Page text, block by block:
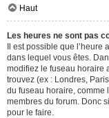
Haut
Les heures ne sont pas
Il est possible que l’heure
dans lequel vous êtes.
modifiez le fuseau horaire
trouvez (ex : Londres,
du fuseau horaire, comme
membres du forum. Donc
pour le faire.